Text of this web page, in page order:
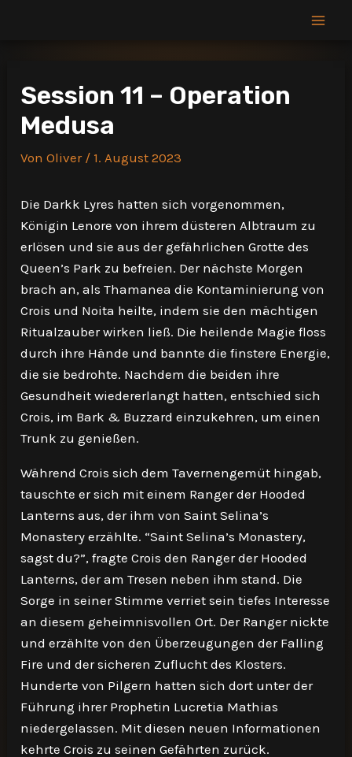
Session 11 – Operation
Medusa
VonOliver / 1. August 2023
Die Darkk Lyres hatten sich vorgenommen,
Königin Lenore von ihrem düsteren Albtraum zu
erlösen und sie aus der gefährlichen Grotte des
Queen’s Park zu befreien. Der nächste Morgen
brach an, als Thamanea die Kontaminierung von
Crois und Noita heilte, indem sie den mächtigen
Ritualzauber wirken ließ. Die heilende Magie floss
durch ihre Hände und bannte die finstere Energie,
die sie bedrohte. Nachdem die beiden ihre
Gesundheit wiedererlangt hatten, entschied sich
Crois, im Bark & Buzzard einzukehren, um einen
Trunk zu genießen.
Während Crois sich dem Tavernengemüt hingab,
tauschte er sich mit einem Ranger der Hooded
Lanterns aus, der ihm von Saint Selina’s
Monastery erzählte. “Saint Selina’s Monastery,
sagst du?”, fragte Crois den Ranger der Hooded
Lanterns, der am Tresen neben ihm stand. Die
Sorge in seiner Stimme verriet sein tiefes Interesse
an diesem geheimnisvollen Ort. Der Ranger nickte
und erzählte von den Überzeugungen der Falling
Fire und der sicheren Zuflucht des Klosters.
Hunderte von Pilgern hatten sich dort unter der
Führung ihrer Prophetin Lucretia Mathias
niedergelassen. Mit diesen neuen Informationen
kehrte Crois zu seinen Gefährten zurück.